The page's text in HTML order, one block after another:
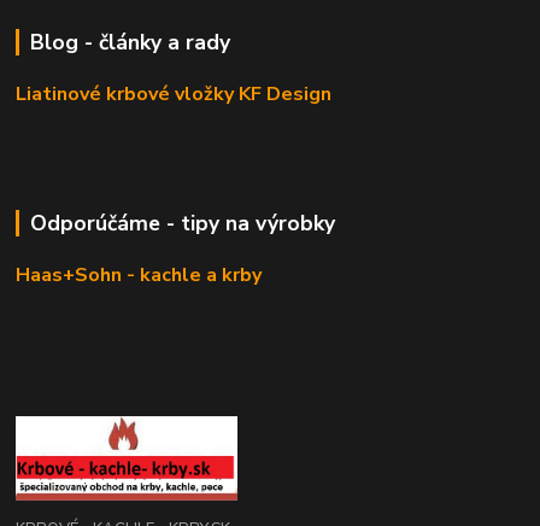
Blog - články a rady
Liatinové krbové vložky KF Design
Odporúčáme - tipy na výrobky
Haas+Sohn - kachle a krby